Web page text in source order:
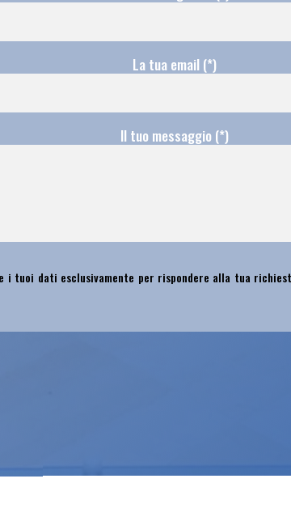
La tua email (*)
Il tuo messaggio (*)
i tuoi dati esclusivamente per rispondere alla tua